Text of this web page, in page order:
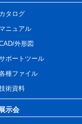
カタログ
マニュアル
外形図
ポートツール
種ファイル
術資料
示会